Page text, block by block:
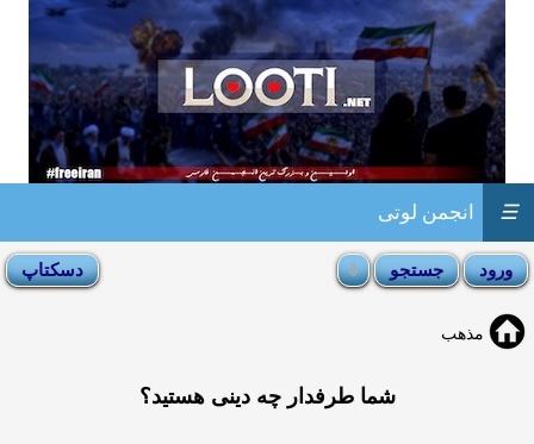
انجمن لوتی ☰
مذهب
شما طرفدار چه دینی هستید؟